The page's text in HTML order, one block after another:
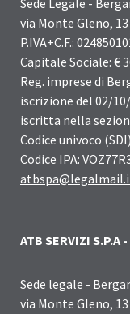
Sede Legale -
via Monte Gleno, 13
P.IVA+C.F.:
Capitale Sociale: €
Reg. imprese di
iscrizione del 02/
iscritta nella
Codice univoco
Codice IPA:
ATB SERVIZI
Sede legale -
via Monte Gleno, 13